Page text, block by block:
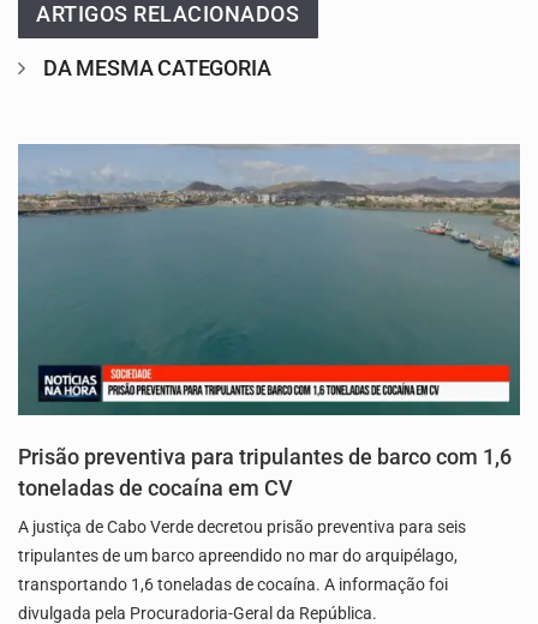
ARTIGOS RELACIONADOS
DA MESMA CATEGORIA
Prisão preventiva para tripulantes de barco com 1,6
toneladas de cocaína em CV
A justiça de Cabo Verde decretou prisão preventiva para seis
tripulantes de um barco apreendido no mar do arquipélago,
transportando 1,6 toneladas de cocaína. A informação foi
divulgada pela Procuradoria-Geral da República.